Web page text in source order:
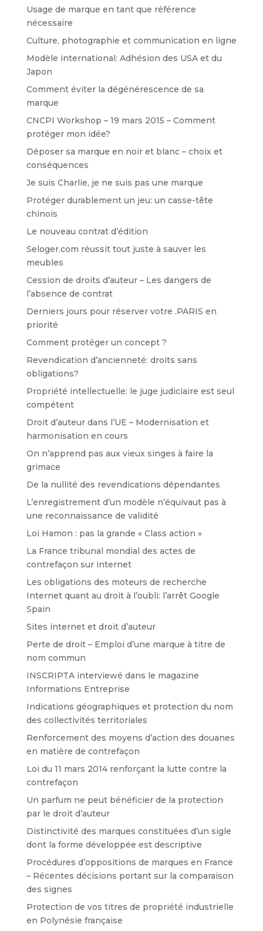
Usage de marque en tant que référence
nécessaire
Culture, photographie et communication en ligne
Modèle international: Adhésion des USA et du
Japon
Comment éviter la dégénérescence de sa
marque
CNCPI Workshop – 19 mars 2015 – Comment
protéger mon idée?
Déposer sa marque en noir et blanc – choix et
conséquences
Je suis Charlie, je ne suis pas une marque
Protéger durablement un jeu: un casse-tête
chinois
Le nouveau contrat d’édition
Seloger.com réussit tout juste à sauver les
meubles
Cession de droits d’auteur – Les dangers de
l’absence de contrat
Derniers jours pour réserver votre .PARIS en
priorité
Comment protéger un concept ?
Revendication d’ancienneté: droits sans
obligations?
Propriété intellectuelle: le juge judiciaire est seul
compétent
Droit d’auteur dans l’UE – Modernisation et
harmonisation en cours
On n’apprend pas aux vieux singes à faire la
grimace
De la nullité des revendications dépendantes
L’enregistrement d’un modèle n’équivaut pas à
une reconnaissance de validité
Loi Hamon : pas la grande « Class action »
La France tribunal mondial des actes de
contrefaçon sur internet
Les obligations des moteurs de recherche
Internet quant au droit à l’oubli: l’arrêt Google
Spain
Sites internet et droit d’auteur
Perte de droit – Emploi d’une marque à titre de
nom commun
INSCRIPTA interviewé dans le magazine
Informations Entreprise
Indications géographiques et protection du nom
des collectivités territoriales
Renforcement des moyens d’action des douanes
en matière de contrefaçon
Loi du 11 mars 2014 renforçant la lutte contre la
contrefaçon
Un parfum ne peut bénéficier de la protection
par le droit d’auteur
Distinctivité des marques constituées d’un sigle
dont la forme développée est descriptive
Procédures d’oppositions de marques en France
– Récentes décisions portant sur la comparaison
des signes
Protection de vos titres de propriété industrielle
en Polynésie française